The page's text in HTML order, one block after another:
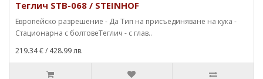
Теглич STB-068 / STEINHOF
Европейско разрешение - Да Тип на присъединяване на кука -
Стационарна с болтовеТеглич - с глав..
219.34 €/ 428.99 лв.